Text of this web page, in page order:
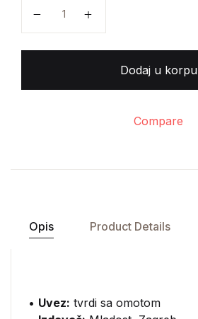
Dodaj u korpu
Compare
Opis Product Details
• Uvez: tvrdi sa omotom